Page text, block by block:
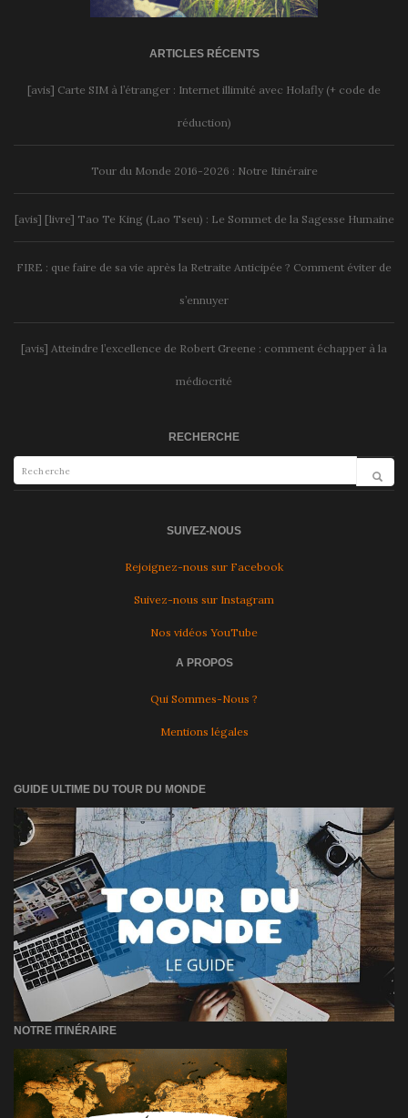
ARTICLES RÉCENTS
[avis] Carte SIM à l’étranger : Internet illimité avec Holafly (+ code de
réduction)
Tour du Monde 2016-2026 : Notre Itinéraire
[avis] [livre] Tao Te King (Lao Tseu) : Le Sommet de la Sagesse Humaine
FIRE : que faire de sa vie après la Retraite Anticipée ? Comment éviter de
s’ennuyer
[avis] Atteindre l’excellence de Robert Greene : comment échapper à la
médiocrité
RECHERCHE
SUIVEZ-NOUS
Rejoignez-nous sur Facebook
Suivez-nous sur Instagram
Nos vidéos YouTube
A PROPOS
Qui Sommes-Nous ?
Mentions légales
GUIDE ULTIME DU TOUR DU MONDE
NOTRE ITINÉRAIRE